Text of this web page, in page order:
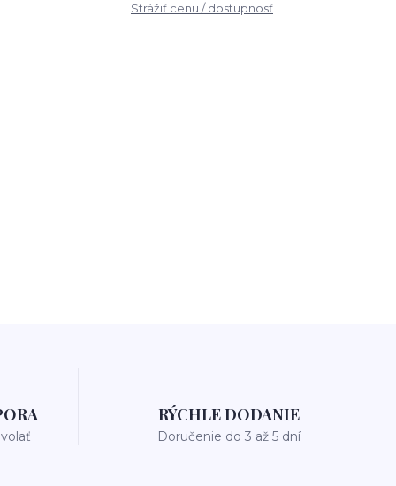
Strážiť cenu / dostupnosť
RÝCHLE DODANIE
Doručenie do 3 až 5 dní